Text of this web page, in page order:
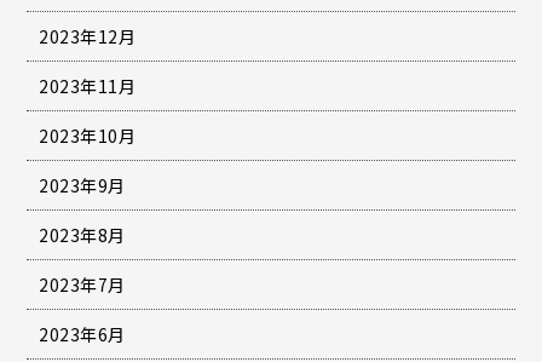
2023年12月
2023年11月
2023年10月
2023年9月
2023年8月
2023年7月
2023年6月